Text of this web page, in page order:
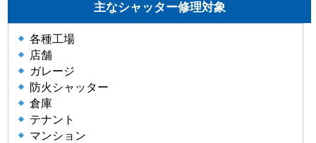
主なシャッター修理対象
各種工場
店舗
ガレージ
防火シャッター
倉庫
テナント
マンション